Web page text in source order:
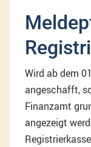
Wird ab dem
angeschafft,
Finanzamt
angezeigt